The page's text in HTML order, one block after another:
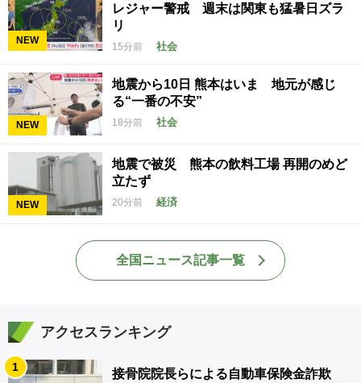
NEW
レジャー警戒 週末は関東も猛暑日ズラ
リ
15分前 社会
NEW
地震から10日 熊本はいま 地元が感じ
る“一番の不安”
18分前 社会
NEW
地震で被災 熊本の飲料工場 再開のめど
立たず
20分前 経済
全国ニュース記事一覧
アクセスランキング
1
接骨院院長らによる自動車保険金詐欺